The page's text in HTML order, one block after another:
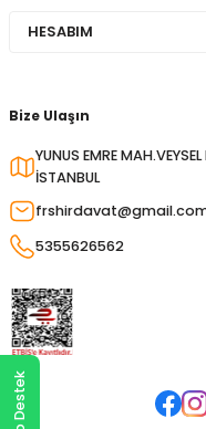
Bize Ulaşın
YUNUS EMRE
İSTANBUL
5355626562
HESABIM